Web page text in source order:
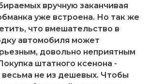
вручную заканчивая
уже встроена. Но так же
что вмешательство в
автомобиля может
довольно неприятным
штатного ксенона -
весьма не из дешевых. Чтобы